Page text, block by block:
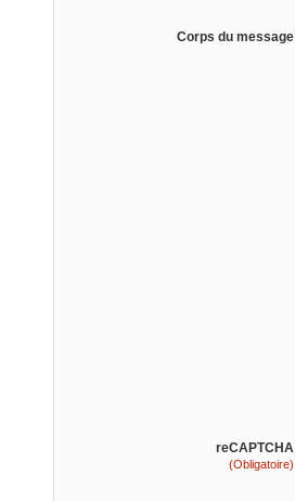
Corps du message
reCAPTCHA
(Obligatoire)